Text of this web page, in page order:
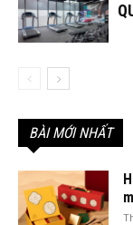
BÀI MỚI NHẤT